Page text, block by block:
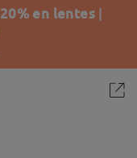
en lentes |